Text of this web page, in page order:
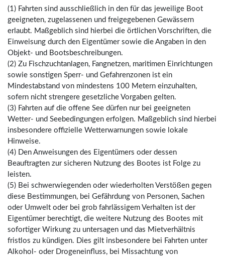
(1) Fahrten sind ausschließlich in den für das jeweilige Boot
geeigneten, zugelassenen und freigegebenen Gewässern
erlaubt. Maßgeblich sind hierbei die örtlichen Vorschriften, die
Einweisung durch den Eigentümer sowie die Angaben in den
Objekt- und Bootsbeschreibungen.
(2) Zu Fischzuchtanlagen, Fangnetzen, maritimen Einrichtungen
sowie sonstigen Sperr- und Gefahrenzonen ist ein
Mindestabstand von mindestens 100 Metern einzuhalten,
sofern nicht strengere gesetzliche Vorgaben gelten.
(3) Fahrten auf die offene See dürfen nur bei geeigneten
Wetter- und Seebedingungen erfolgen. Maßgeblich sind hierbei
insbesondere offizielle Wetterwarnungen sowie lokale
Hinweise.
(4) Den Anweisungen des Eigentümers oder dessen
Beauftragten zur sicheren Nutzung des Bootes ist Folge zu
leisten.
(5) Bei schwerwiegenden oder wiederholten Verstößen gegen
diese Bestimmungen, bei Gefährdung von Personen, Sachen
oder Umwelt oder bei grob fahrlässigem Verhalten ist der
Eigentümer berechtigt, die weitere Nutzung des Bootes mit
sofortiger Wirkung zu untersagen und das Mietverhältnis
fristlos zu kündigen. Dies gilt insbesondere bei Fahrten unter
Alkohol- oder Drogeneinfluss, bei Missachtung von